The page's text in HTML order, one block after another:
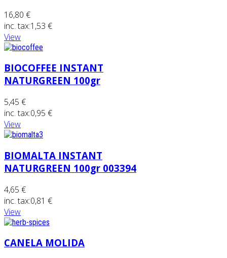
16,80 €
inc. tax:1,53 €
View
BIOCOFFEE INSTANT
NATURGREEN 100gr
5,45 €
inc. tax:0,95 €
View
BIOMALTA INSTANT
NATURGREEN 100gr 003394
4,65 €
inc. tax:0,81 €
View
CANELA MOLIDA